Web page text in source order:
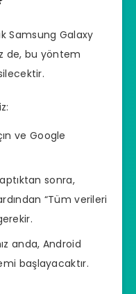
Samsung Galaxy
de, bu yöntem
ve Google
sonra,
“Tüm verileri
anda, Android
başlayacaktır.